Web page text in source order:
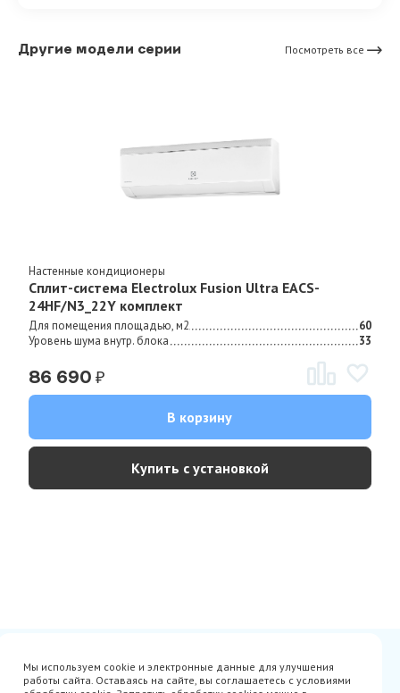
Другие модели серии Посмотреть все
Настенные кондиционеры
Сплит-система Electrolux Fusion Ultra EACS-
24HF/N3_22Y комплект
Для помещения площадью, м2
60
Уровень шума внутр. блока
33
86 690 ₽
В корзину
Купить с установкой
Avito
Акции
Производители
Мы используем cookie и электронные данные для улучшения
работы сайта. Оставаясь на сайте, вы соглашаетесь с условиями